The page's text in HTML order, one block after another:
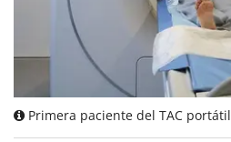
Primera paciente del TAC portátil